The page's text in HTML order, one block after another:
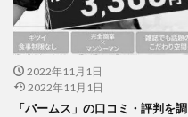
2022年11月1日
2022年11月1日
「パームス」の口コミ・評判を調